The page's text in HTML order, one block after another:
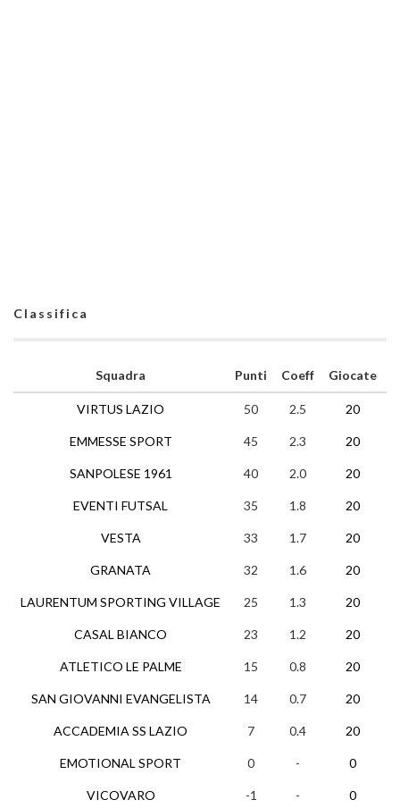
Classifica
Squadra
VIRTUS LAZIO
EMMESSE SPORT
SANPOLESE 1961
EVENTI FUTSAL
VESTA
GRANATA
LAURENTUM SPORTING VILLAGE
CASAL BIANCO
ATLETICO LE PALME
SAN GIOVANNI EVANGELISTA
ACCADEMIA SS LAZIO
EMOTIONAL SPORT
VICOVARO
Punti Coeff Giocate
50 2.5 20
45 2.3 20
40 2.0 20
35 1.8 20
33 1.7 20
32 1.6 20
25 1.3 20
23 1.2 20
15 0.8 20
14 0.7 20
7 0.4 20
0 - 0
-1 - 0